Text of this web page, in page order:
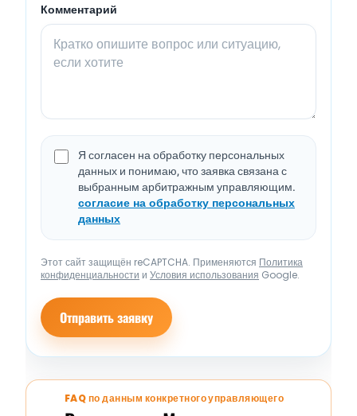
Комментарий
Я согласен на обработку персональных
данных и понимаю, что заявка связана с
выбранным арбитражным управляющим.
согласие на обработку персональных
данных
Этот сайт защищён reCAPTCHA. Применяются Политика
конфиденциальности и Условия использования Google.
Отправить заявку
FAQ по данным конкретного управляющего